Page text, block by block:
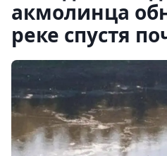
акмолинца
реке спустя